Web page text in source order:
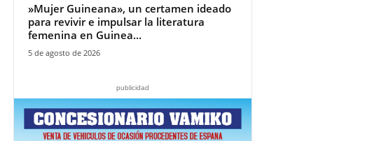
‎»Mujer Guineana», un certamen ideado
para revivir e impulsar la literatura
femenina en Guinea...
5 de agosto de 2026
publicidad